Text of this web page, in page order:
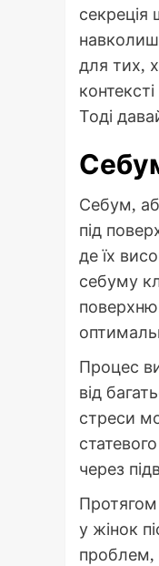
для тих,
Тоді
Себум,
під
де їх
себуму
Процес
від
стреси
через
у жінок
проблем,